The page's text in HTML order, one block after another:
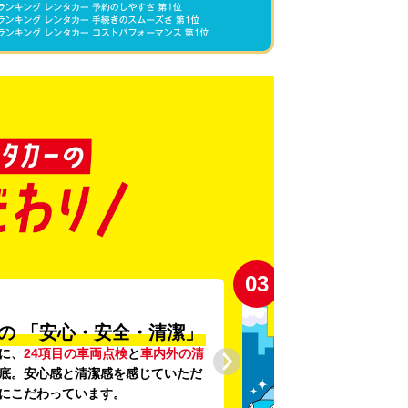
「安心・安全・清潔」
、 24項目の車両点検と車内外の清
。安心感と清潔感を感じていただ
こだわっています。
03